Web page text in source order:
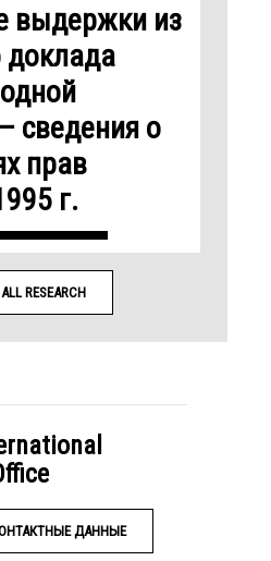
выдержки из
доклада
сведения о
прав
г.
RESEARCH
ДАННЫЕ